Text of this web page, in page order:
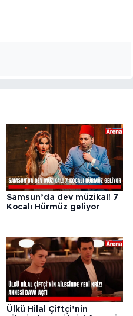
Samsun’da dev müzikal! 7
Kocalı Hürmüz geliyor
Ülkü Hilal Çiftçi’nin